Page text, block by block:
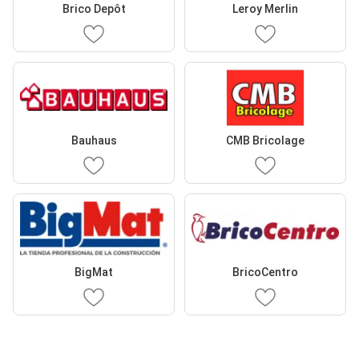
Brico Depôt Leroy Merlin
Bauhaus CMB Bricolage
BigMat BricoCentro